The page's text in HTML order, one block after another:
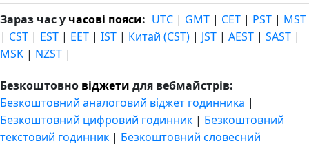
Зараз час у часові пояси: UTC | GMT | CET | PST | MST
| CST | EST | EET | IST | Китай (CST) | JST | AEST | SAST |
MSK | NZST |
Безкоштовно віджети для вебмайстрів:
Безкоштовний аналоговий віджет годинника |
Безкоштовний цифровий годинник | Безкоштовний
текстовий годинник | Безкоштовний словесний